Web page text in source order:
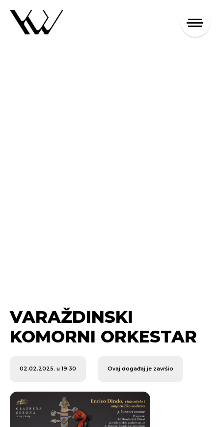
VARAŽDINSKI
KOMORNI ORKESTAR
02.02.2025. u 19:30 Ovaj događaj je završio